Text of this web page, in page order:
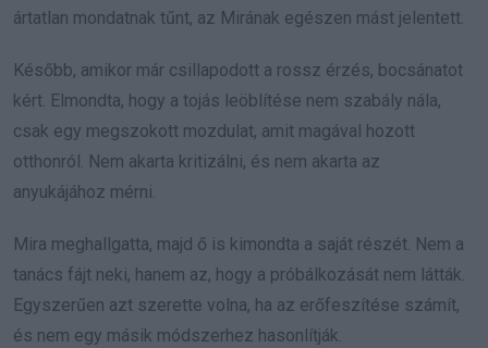
ártatlan mondatnak tűnt, az Mirának egészen mást jelentett.
Később, amikor már csillapodott a rossz érzés, bocsánatot
kért. Elmondta, hogy a tojás leöblítése nem szabály nála,
csak egy megszokott mozdulat, amit magával hozott
otthonról. Nem akarta kritizálni, és nem akarta az
anyukájához mérni.
Mira meghallgatta, majd ő is kimondta a saját részét. Nem a
tanács fájt neki, hanem az, hogy a próbálkozását nem látták.
Egyszerűen azt szerette volna, ha az erőfeszítése számít,
és nem egy másik módszerhez hasonlítják.